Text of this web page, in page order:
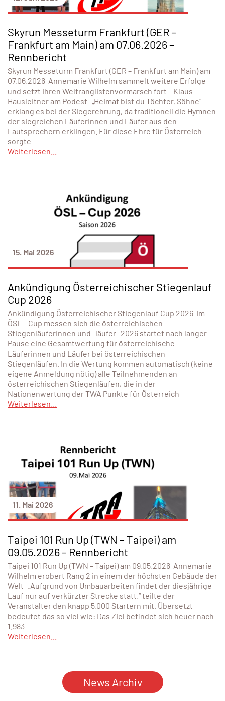
Skyrun Messeturm Frankfurt (GER –
Frankfurt am Main) am 07.06.2026 –
Rennbericht
Skyrun Messeturm Frankfurt (GER – Frankfurt am Main) am
07.06.2026 Annemarie Wilhelm sammelt weitere Erfolge
und setzt ihren Weltranglistenvormarsch fort – Klaus
Hausleitner am Podest „Heimat bist du Töchter, Söhne“
erklang es bei der Siegerehrung, da traditionell die Hymnen
der siegreichen Läuferinnen und Läufer aus den
Lautsprechern erklingen. Für diese Ehre für Österreich
sorgte
Weiterlesen...
15. Mai 2026
Ankündigung Österreichischer Stiegenlauf
Cup 2026
Ankündigung Österreichischer Stiegenlauf Cup 2026 Im
ÖSL – Cup messen sich die österreichischen
Stiegenläuferinnen und -läufer 2026 startet nach langer
Pause eine Gesamtwertung für österreichische
Läuferinnen und Läufer bei österreichischen
Stiegenläufen. In die Wertung kommen automatisch (keine
eigene Anmeldung nötig) alle Teilnehmenden an
österreichischen Stiegenläufen, die in der
Nationenwertung der TWA Punkte für Österreich
Weiterlesen...
11. Mai 2026
Taipei 101 Run Up (TWN – Taipei) am
09.05.2026 – Rennbericht
Taipei 101 Run Up (TWN – Taipei) am 09.05.2026 Annemarie
Wilhelm erobert Rang 2 in einem der höchsten Gebäude der
Welt „Aufgrund von Umbauarbeiten findet der diesjährige
Lauf nur auf verkürzter Strecke statt.“ teilte der
Veranstalter den knapp 5.000 Startern mit. Übersetzt
bedeutet das so viel wie: Das Ziel befindet sich heuer nach
1.983
Weiterlesen...
News Archiv